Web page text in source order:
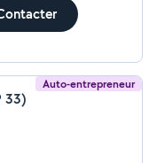
Auto-entrepreneur
33)